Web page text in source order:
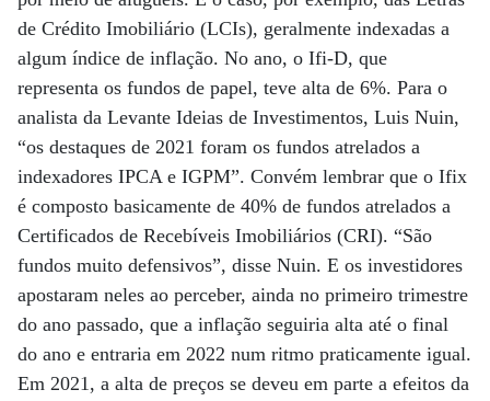
de Crédito Imobiliário (LCIs), geralmente indexadas a
algum índice de inflação. No ano, o Ifi-D, que
representa os fundos de papel, teve alta de 6%. Para o
analista da Levante Ideias de Investimentos, Luis Nuin,
“os destaques de 2021 foram os fundos atrelados a
indexadores IPCA e IGPM”. Convém lembrar que o Ifix
é composto basicamente de 40% de fundos atrelados a
Certificados de Recebíveis Imobiliários (CRI). “São
fundos muito defensivos”, disse Nuin. E os investidores
apostaram neles ao perceber, ainda no primeiro trimestre
do ano passado, que a inflação seguiria alta até o final
do ano e entraria em 2022 num ritmo praticamente igual.
Em 2021, a alta de preços se deveu em parte a efeitos da